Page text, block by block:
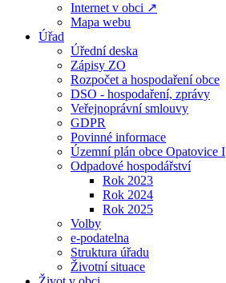
Internet v obci ↗
Mapa webu
Úřad
Úřední deska
Zápisy ZO
Rozpočet a hospodaření obce
DSO - hospodaření, zprávy
Veřejnoprávní smlouvy
GDPR
Povinné informace
Územní plán obce Opatovice I
Odpadové hospodářství
Rok 2023
Rok 2024
Rok 2025
Volby
e-podatelna
Struktura úřadu
Životní situace